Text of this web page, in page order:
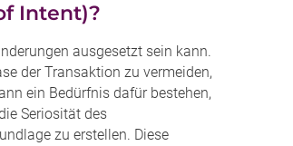
Intent)?
ausgesetzt sein kann.
der Transaktion zu vermeiden,
ein Bedürfnis dafür bestehen,
Seriosität des
zu erstellen. Diese